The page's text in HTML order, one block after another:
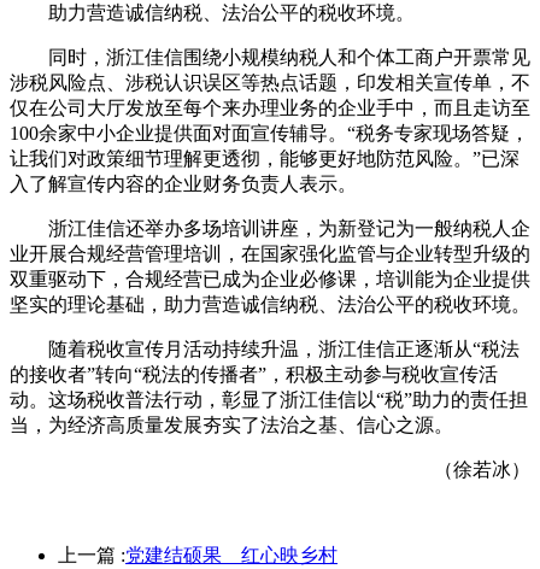
助力营造诚信纳税、法治公平的税收环境。
同时，浙江佳信围绕小规模纳税人和个体工商户开票常见
涉税风险点、涉税认识误区等热点话题，印发相关宣传单，不
仅在公司大厅发放至每个来办理业务的企业手中，而且走访至
100余家中小企业提供面对面宣传辅导。“税务专家现场答疑，
让我们对政策细节理解更透彻，能够更好地防范风险。”已深
入了解宣传内容的企业财务负责人表示。
浙江佳信还举办多场培训讲座，为新登记为一般纳税人企
业开展合规经营管理培训，在国家强化监管与企业转型升级的
双重驱动下，合规经营已成为企业必修课，培训能为企业提供
坚实的理论基础，助力营造诚信纳税、法治公平的税收环境。
随着税收宣传月活动持续升温，浙江佳信正逐渐从“税法
的接收者”转向“税法的传播者”，积极主动参与税收宣传活
动。这场税收普法行动，彰显了浙江佳信以“税”助力的责任担
当，为经济高质量发展夯实了法治之基、信心之源。
（徐若冰）
上一篇 :党建结硕果 红心映乡村